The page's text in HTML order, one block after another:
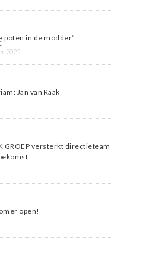
poten in de modder”
2025
Jan van Raak
GROEP versterkt directieteam
open!